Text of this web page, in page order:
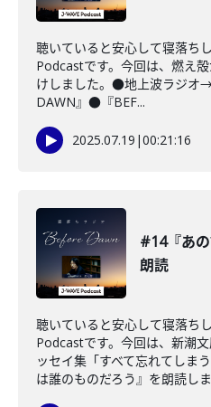
聴いていると安心して寝落ち
Podcastです。今回は、燃え
けしました。●地上波ラジオ
DAWN』●『BEF...
2025.07.19 |00:21:16
#14『あの
朗読
聴いていると安心して寝落ち
Podcastです。今回は、新潮
ッセイ集「すべて忘れてしま
は誰のものだろう』を朗読し